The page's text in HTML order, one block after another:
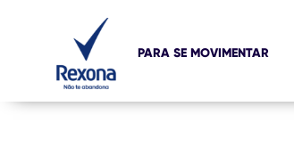
PARA SE MOVIMENTAR